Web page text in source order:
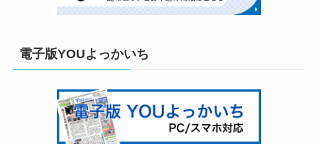
電子版YOUよっかいち